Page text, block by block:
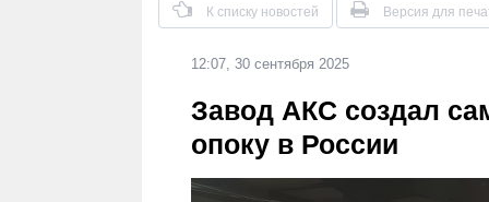
К списку новостей Версия для
12:07, 30 сентября 2025
Завод АКС создал
опоку в России